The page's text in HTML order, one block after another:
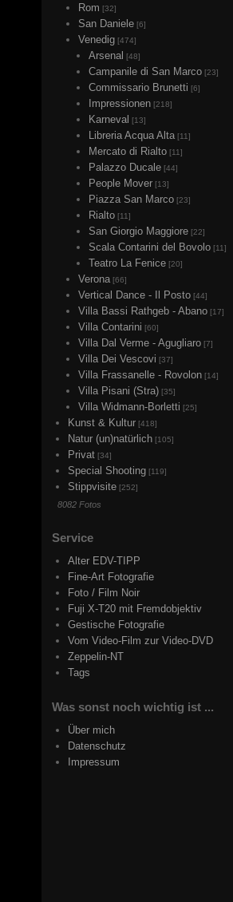
Rom [32]
San Daniele[6]
Venedig[474]
Arsenal [48]
Campanile di San Marco[23]
Commissario Brunetti [6]
Impressionen[218]
Karneval [13]
Libreria Acqua Alta[11]
Mercato di Rialto[11]
Palazzo Ducale[44]
People Mover[13]
Piazza San Marco[23]
Rialto[11]
San Giorgio Maggiore[22]
Scala Contarini del Bovolo[11]
Teatro La Fenice[20]
Verona[66]
Vertical Dance - Il Posto[44]
Villa Bassi Rathgeb - Abano[17]
Villa Contarini [60]
Villa Dal Verme - Agugliaro[7]
Villa Dei Vescovi [37]
Villa Frassanelle - Rovolon[14]
Villa Pisani (Stra)[35]
Villa Widmann-Borletti [25]
Kunst & Kultur[418]
Natur (un)natürlich[105]
Privat[34]
Special Shooting[119]
Stippvisite[252]
8082 Fotos
Service
Alter EDV-TIPP
Fine-Art Fotografie
Foto / Film Noir
Fuji X-T20 mit Fremdobjektiv
Gestische Fotografie
Vom Video-Film zur Video-DVD
Zeppelin-NT
Tags
Was sonst noch wichtig ist ...
Über mich
Datenschutz
Impressum